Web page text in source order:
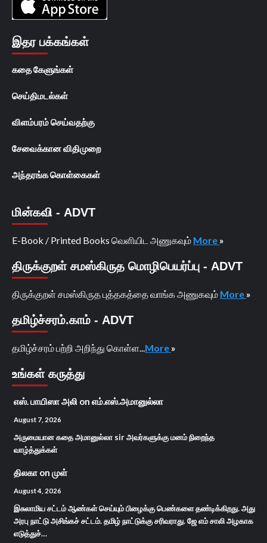
இதர பக்கங்கள்
கதை கேளுங்கள்
செய்திமடல்கள்
விளம்பரம் செய்வதற்கு
சேவைக்கான விதிமுறை
அந்தரங்க கொள்கைகள்
மின்கவி - ADVT
E-Book / Printed Books வெளியிட அணுகவும் More »
திருக்குறள் சமஸ்கிருத மொழிபெயர்ப்பு - ADVT
திருக்குறள் சமஸ்கிருத புத்தகத்தை வாங்க அணுகவும் More »
தமிழ்ச்சரம்.காம் - ADVT
தமிழ்ச்சரம் பற்றி அறிந்து கொள்ள... More »
உங்கள் கருத்து
எஸ். பாயிஸா அலி on எம்.எஸ்.அமானுல்லா
August 7, 2026
அருமையான கதை அமானுல்லா sir அவர்களுக்கு மனம் நிறைந்த
வாழ்த்துக்கள்
திலகா on முள்
August 4, 2026
இசுலாமிய சட்டம் ஆண்கள் செய்யும் பிழைக்கு பெண்களை தண்டிக்கிறது. அது
அரபு நாட்டு அசிங்கச் சட்டம். தமிழ் நாட்டுக்கு சரிவராது. ஜே எம் சாலி அழகாக
எடுத்துச்…